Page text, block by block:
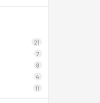
21
7
8
4
11